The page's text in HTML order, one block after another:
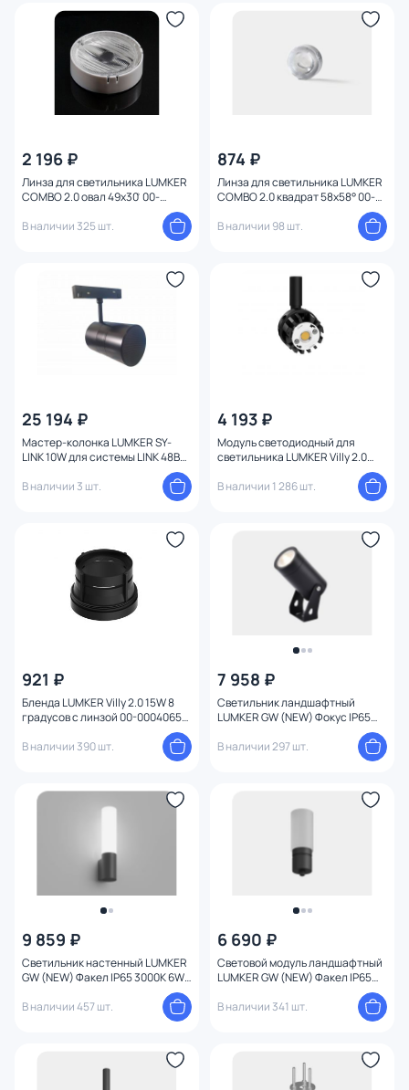
2 196 ₽
Линза для светильника LUMKER
COMBO 2.0 овал 49x30 ̊ 00-
В наличии 325 шт.
874 ₽
Линза для светильника LUMKER
COMBO 2.0 квадрат 58x58° 00-
В наличии 98 шт.
25 194 ₽
Мастер-колонка LUMKER SY-
LINK 10W для системы LINK 48В
В наличии 3 шт.
4 193 ₽
Модуль светодиодный для
светильника LUMKER Villy 2.0
В наличии 1 286 шт.
921 ₽
Бленда LUMKER Villy 2.0 15W 8
градусов с линзой 00-00040652
В наличии 390 шт.
7 958 ₽
Светильник ландшафтный
LUMKER GW (NEW) Фокус IP65
В наличии 297 шт.
9 859 ₽
Светильник настенный LUMKER
GW (NEW) Факел IP65 3000K 6W
В наличии 457 шт.
6 690 ₽
Световой модуль ландшафтный
LUMKER GW (NEW) Факел IP65
В наличии 341 шт.